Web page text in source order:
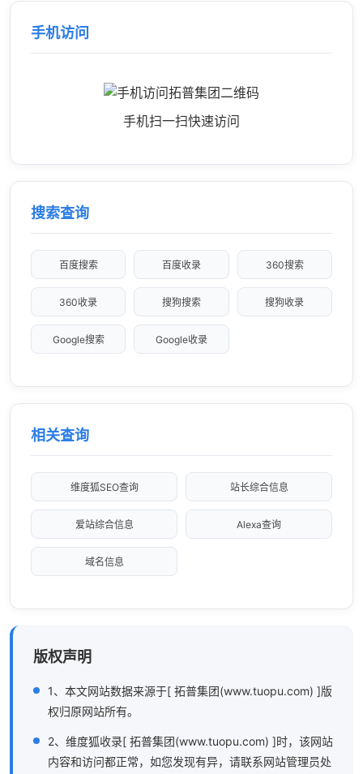
手机访问
手机扫一扫快速访问
搜索查询
百度搜索 百度收录 360搜索
360收录 搜狗搜索 搜狗收录
Google搜索 Google收录
相关查询
维度狐SEO查询 站长综合信息
爱站综合信息 Alexa查询
域名信息
版权声明
1、本文网站数据来源于[ 拓普集团(www.tuopu.com) ]版
权归原网站所有。
2、维度狐收录[ 拓普集团(www.tuopu.com) ]时，该网站
内容和访问都正常，如您发现有异，请联系网站管理员处